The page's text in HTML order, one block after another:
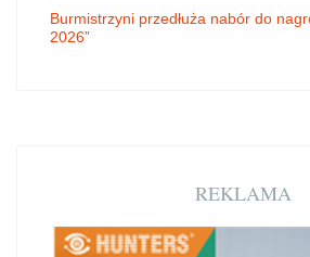
Burmistrzyni przedłuża nabór do
2026”
REKLAMA